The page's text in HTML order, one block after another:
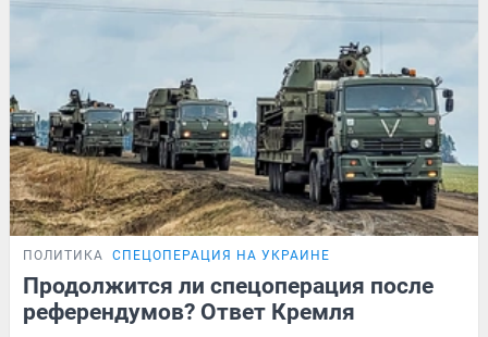
ПОЛИТИКА СПЕЦОПЕРАЦИЯ НА УКРАИНЕ
Продолжится ли спецоперация после
референдумов? Ответ Кремля